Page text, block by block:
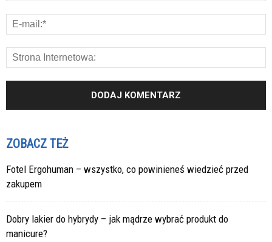
ZOBACZ TEŻ
Fotel Ergohuman – wszystko, co powinieneś wiedzieć przed
zakupem
Dobry lakier do hybrydy – jak mądrze wybrać produkt do
manicure?